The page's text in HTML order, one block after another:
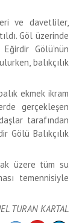
ve davetliler,
Göl üzerinde
Gölü’nün
balıkçılık
ekmek ikram
gerçekleşen
tarafından
Gölü Balıkçılık
üzere tüm su
temennisiyle
TURAN KARTAL